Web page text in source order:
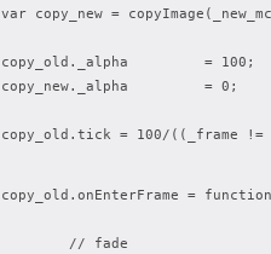
var copy_new =
	copy_old._alpha 	= 100;
	copy_new._alpha 	= 0;
copy_old.onEnterFrame =
		// fade